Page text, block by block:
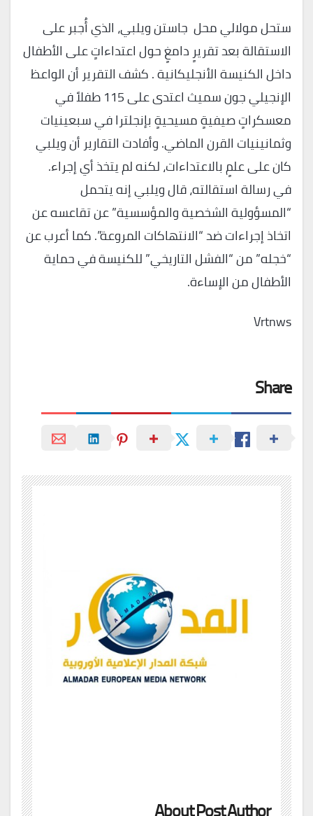
ستحل مولالي محل جاستن ويلبي، الذي أُجبر على
الاستقالة بعد تقريرٍ دامغٍ حول اعتداءاتٍ على الأطفال
داخل الكنيسة الأنجليكانية . كشف التقرير أن الواعظ
الإنجيلي جون سميث اعتدى على 115 طفلاً في
معسكراتٍ صيفيةٍ مسيحيةٍ بإنجلترا في سبعينيات
وثمانينيات القرن الماضي. وأفادت التقارير أن ويلبي
كان على علمٍ بالاعتداءات، لكنه لم يتخذ أي إجراء.
في رسالة استقالته، قال ويلبي إنه يتحمل
“المسؤولية الشخصية والمؤسسية” عن تقاعسه عن
اتخاذ إجراءات ضد “الانتهاكات المروعة”. كما أعرب عن
“خجله” من “الفشل التاريخي” للكنيسة في حماية
الأطفال من الإساءة.
Vrtnws
Share